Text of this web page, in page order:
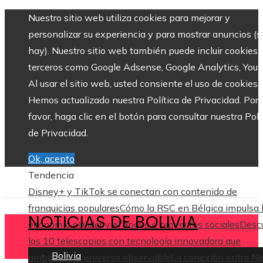
Nuestro sitio web utiliza cookies para mejorar y
personalizar su experiencia y para mostrar anuncios
hay). Nuestro sitio web también puede incluir cookies
terceros como Google Adsense, Google Analytics,
Al usar el sitio web, usted consiente el uso de cookies.
Hemos actualizado nuestra Política de Privacidad. Por
favor, haga clic en el botón para consultar nuestra
de Privacidad.
Ok, acepto
Tendencia
Disney+ y TikTok se conectan con contenido de
franquicias popularesCómo la RSC en Bélgica impulsa
economía circular y el apoyo a proyectos sociales
los 10 telescopios con tecnología innovadora que
ampliaron el universo observable La conexión entre
NOTICIAS DE BOLIVIA
Bolivia